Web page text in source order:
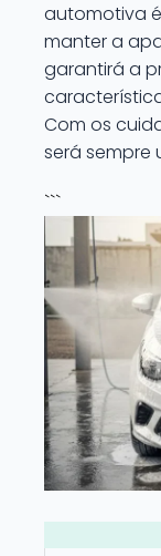
automotiva
manter a
garantirá a
Com os
será sempre
```